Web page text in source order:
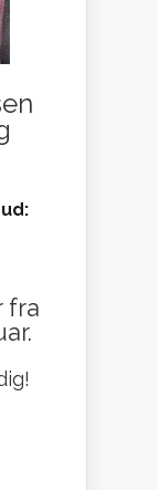
fra